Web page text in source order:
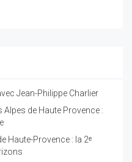
Jean-Philippe Charlier
de Haute Provence :
Haute-Provence : la 2ᵉ